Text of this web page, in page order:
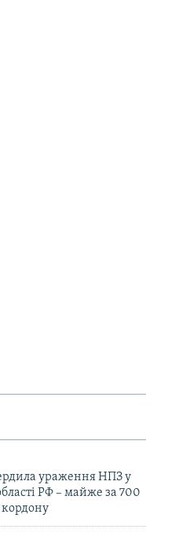
ураження НПЗ у
РФ – майже за 700
кордону